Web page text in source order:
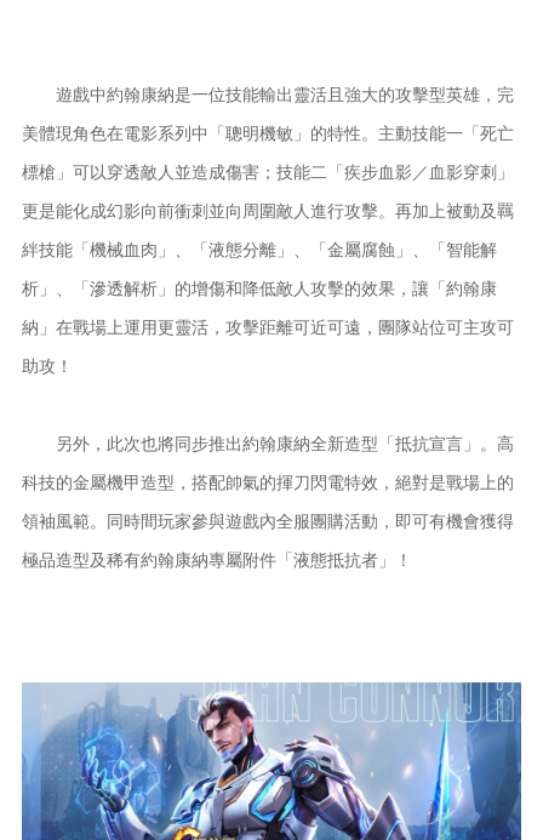
遊戲中約翰康納是一位技能輸出靈活且強大的攻擊型英雄，完
美體現角色在電影系列中「聰明機敏」的特性。主動技能一「死亡
標槍」可以穿透敵人並造成傷害；技能二「疾步血影／血影穿刺」
更是能化成幻影向前衝刺並向周圍敵人進行攻擊。再加上被動及羈
絆技能「機械血肉」、「液態分離」、「金屬腐蝕」、「智能解
析」、「滲透解析」的增傷和降低敵人攻擊的效果，讓「約翰康
納」在戰場上運用更靈活，攻擊距離可近可遠，團隊站位可主攻可
助攻！
另外，此次也將同步推出約翰康納全新造型「抵抗宣言」。高
科技的金屬機甲造型，搭配帥氣的揮刀閃電特效，絕對是戰場上的
領袖風範。同時間玩家參與遊戲內全服團購活動，即可有機會獲得
極品造型及稀有約翰康納專屬附件「液態抵抗者」！